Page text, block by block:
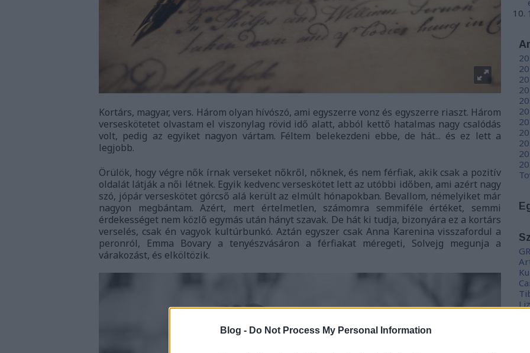
Blog - Do Not Process My Personal Information
Kortárs, magyar, vers. Három olyan hívószó, ami egyszerre vonz és egyszerre riaszt. Három
verseskötetet olvastam el viszonylag rövid idő alatt, abból kettő hatalmas nagy csalódás
volt, pedig az egyiket nagyon vártam. Féltem belekezdeni ebbe, de hát... és ez lett a
legjobb.
Örülök, hogy végre nők írnak verseket nőkről, nőknek, és nem férfiak, akik csak a pozitív
oldalát látják a női létnek. Egyik kedvenc verseskötet lett az utóbbi időben, ami azért nagy
szó, jópár verseskötet górcső alá került az elmúlt hónapokban. Bevallom, némelyiket már
nagyon megbántam. Azért, mert értelmetlen, számomra semmiféle értéket, semmi
érdekességet nem közlő egymás után hányt szavak. De hát ki tudja, bizonyára ez a kortárs
verselés, csak én vagyok kultúrbunkó. Aztán egyszer csakAnna Karenina visszafordul a
peronról, Emma Bovary a tenyészvásáron a férfiakat méregeti, Solvejg megunja a
várakozást, és elköltözik.